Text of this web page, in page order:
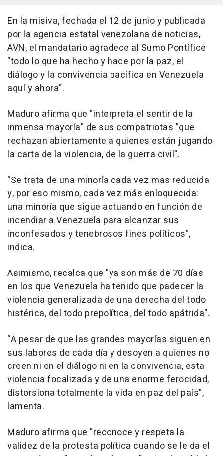
En la misiva, fechada el 12 de junio y publicada
por la agencia estatal venezolana de noticias,
AVN, el mandatario agradece al Sumo Pontífice
"todo lo que ha hecho y hace por la paz, el
diálogo y la convivencia pacífica en Venezuela
aquí y ahora".
Maduro afirma que "interpreta el sentir de la
inmensa mayoría" de sus compatriotas "que
rechazan abiertamente a quienes están jugando
la carta de la violencia, de la guerra civil".
"Se trata de una minoría cada vez mas reducida
y, por eso mismo, cada vez más enloquecida:
una minoría que sigue actuando en función de
incendiar a Venezuela para alcanzar sus
inconfesados y tenebrosos fines políticos",
indica.
Asimismo, recalca que "ya son más de 70 días
en los que Venezuela ha tenido que padecer la
violencia generalizada de una derecha del todo
histérica, del todo prepolítica, del todo apátrida".
"A pesar de que las grandes mayorías siguen en
sus labores de cada día y desoyen a quienes no
creen ni en el diálogo ni en la convivencia, esta
violencia focalizada y de una enorme ferocidad,
distorsiona totalmente la vida en paz del país",
lamenta.
Maduro afirma que "reconoce y respeta la
validez de la protesta política cuando se le da el